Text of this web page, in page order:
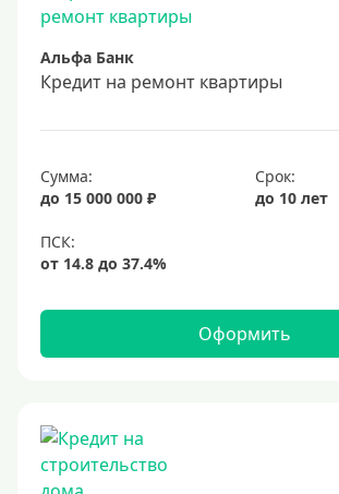
Под залог недвижимости
Срок
Долгосрочные
2 года
3 года
4 года
9 лет
10 лет
Альфа Банк
Кредит на ремонт квартиры
Сумма:
до 15 000 000 ₽
Срок:
до 10 лет
Оформить